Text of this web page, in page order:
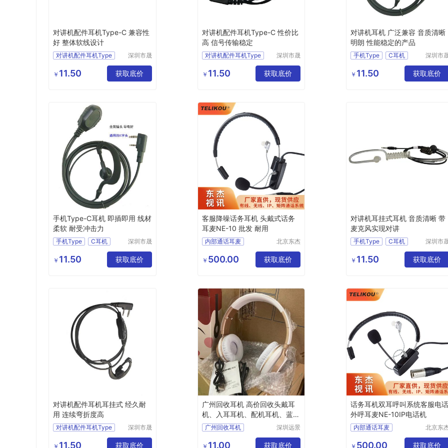
对讲机配件耳机Type-C 兼容性
好 整体软线设计
对讲机配件耳机Type
C耳机
耳机
深圳市晟
限公司
￥ 11.50 获取底价
对讲机配件耳机Type-C 性价比
高 信号传输稳定
对讲机配件耳机Type
C耳机
耳机
深圳市晟
限公司
￥ 11.50 获取底价
对讲机耳机 广泛兼容 音质清晰
明朗 性能稳定的产品
手机Type
C耳机
C
耳机
对讲机Type
对讲机配件耳机Type
深圳市
限公司
￥ 11.50 获取底价
手机Type-C耳机 即插即用 线材
柔软 耐受冲击力
手机Type
C耳机
对讲机配件耳机Type
深圳市晟
限公司
￥ 11.50 获取底价
客服降噪话务耳机 头戴式话务
耳麦NE-10 批发 耐用
内部通话耳麦
耳麦厂家
耳麦物流
北京东杰
有限公司
￥ 500.00 获取底价
对讲机耳挂式耳机 音质清晰 带
麦克风实现对讲
手机Type
C耳机
对讲机配件耳机Type
深圳市
限公司
￥ 11.50 获取底价
对讲机配件耳机耳挂式 经久耐
用 连续弯折度高
对讲机配件耳机Type
C耳机
耳机
深圳市晟
限公司
￥ 11.50 获取底价
广州回收耳机 高价回收头戴耳
机、入耳耳机、配机耳机、蓝牙
耳机
广州回收耳机
高价回收头戴耳机
深圳远景
有限公司
￥ 11.00 获取底价
话务耳机双耳呼叫系统客服电
外呼耳麦NE-10IP电话机
内部通话耳麦
耳麦定制
耳麦厂家
耳麦价格
北京东
有限公
￥ 500.00 获取底价